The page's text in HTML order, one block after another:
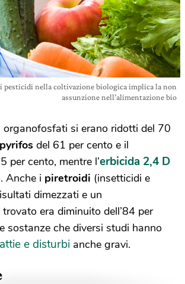
pesticidi nella coltivazione biologica implica la non
assunzione nell’alimentazione bio
si erano ridotti del 70
del 61 per cento e il
per cento, mentre l’erbicida 2,4 D
Anche i piretroidi (insetticidi e
dimezzati e un
trovato era diminuito dell’84 per
sostanze che diversi studi hanno
e disturbi anche gravi.